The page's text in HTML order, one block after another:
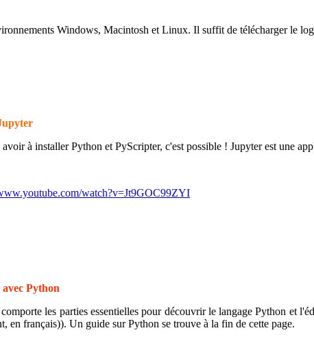
Windows, Macintosh et Linux. Il suffit de télécharger le
à installer Python et PyScripter, c'est possible ! Jupyter est une
watch?v=Jt9GOC99ZYI
Python
les parties essentielles pour découvrir le langage Python et
en français)). Un guide sur Python se trouve à la fin de cette page.